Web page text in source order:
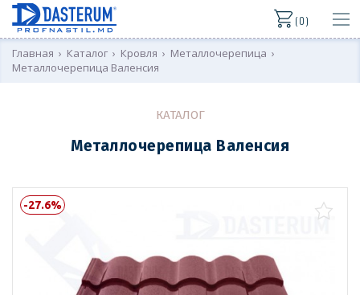
( 0 )
Главная › Каталог › Кровля › Металлочерепица ›
Металлочерепица Валенсия
КАТАЛОГ
Металлочерепица Валенсия
-27.6%